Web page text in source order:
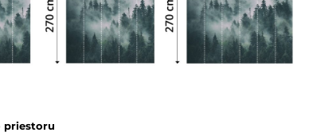
priestoru